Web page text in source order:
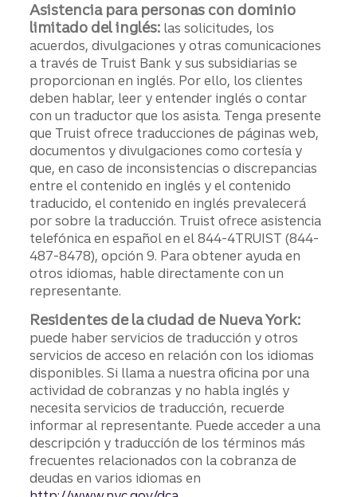
Asistencia para personas con dominio
limitado del inglés: las solicitudes, los
acuerdos, divulgaciones y otras comunicaciones
a través de Truist Bank y sus subsidiarias se
proporcionan en inglés. Por ello, los clientes
deben hablar, leer y entender inglés o contar
con un traductor que los asista. Tenga presente
que Truist ofrece traducciones de páginas web,
documentos y divulgaciones como cortesía y
que, en caso de inconsistencias o discrepancias
entre el contenido en inglés y el contenido
traducido, el contenido en inglés prevalecerá
por sobre la traducción. Truist ofrece asistencia
telefónica en español en el 844-4TRUIST (844-
487-8478), opción 9. Para obtener ayuda en
otros idiomas, hable directamente con un
representante.
Residentes de la ciudad de Nueva York:
puede haber servicios de traducción y otros
servicios de acceso en relación con los idiomas
disponibles. Si llama a nuestra oficina por una
actividad de cobranzas y no habla inglés y
necesita servicios de traducción, recuerde
informar al representante. Puede acceder a una
descripción y traducción de los términos más
frecuentes relacionados con la cobranza de
deudas en varios idiomas en